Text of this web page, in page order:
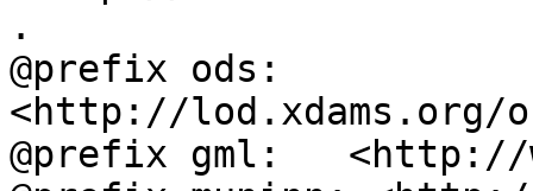
.
@prefix ods:
<http://lod.xdams.org/
@prefix gml:   <http://